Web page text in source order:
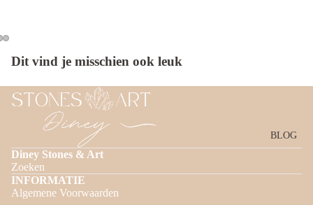
BLOG
Dit vind je misschien ook leuk
Diney Stones & Art
Zoeken
INFORMATIE
Algemene Voorwaarden
Privacybeleid